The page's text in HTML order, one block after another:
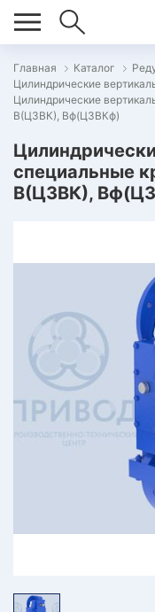
Главная Каталог
Цилиндрические
Цилиндрические
В(Ц3ВК), Вф(Ц3ВКф)
специальные
В(Ц3ВК),